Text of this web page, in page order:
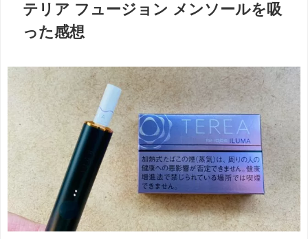
テリア フュージョン メンソールを吸
った感想